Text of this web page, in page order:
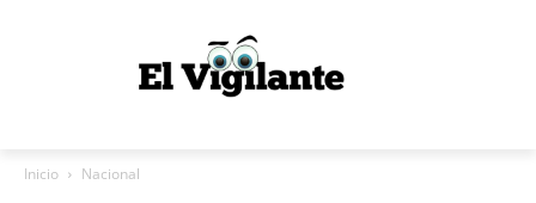
Inicio Nacional